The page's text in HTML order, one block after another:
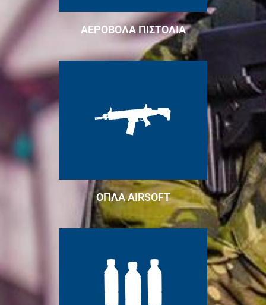
ΑΕΡΟΒΟΛΑ ΠΙΣΤΟΛΙΑ
ΟΠΛΑ AIRSOFT